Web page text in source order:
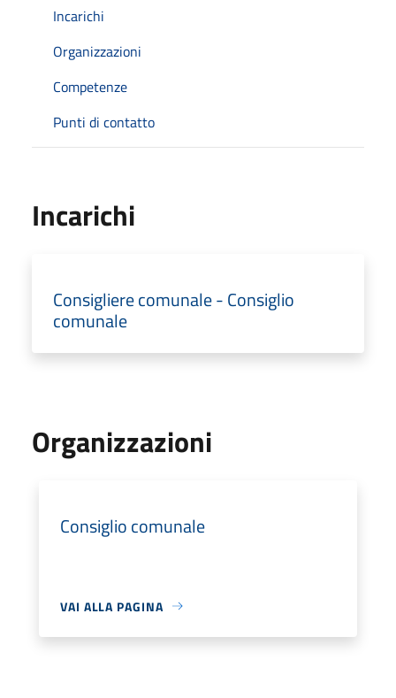
Incarichi
Organizzazioni
Competenze
Punti di contatto
Incarichi
Consigliere comunale - Consiglio
comunale
Organizzazioni
Consiglio comunale
VAI ALLA PAGINA